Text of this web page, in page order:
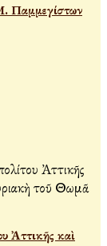
Παμμεγίστων
Ἀττικῆς καὶ